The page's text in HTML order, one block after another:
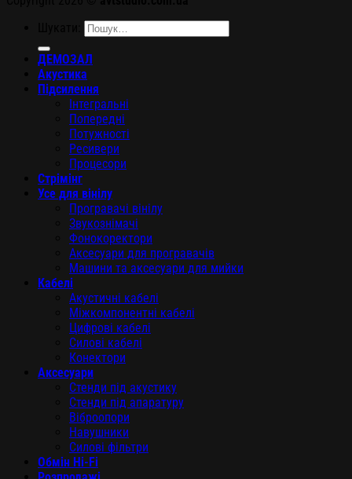
ДЕМОЗАЛ
Акустика
Підсилення
Інтегральні
Попередні
Потужності
Ресивери
Процесори
Стрімінг
Усе для вінілу
Програвачі вінілу
Звукознімачі
Фонокоректори
Аксесуари для програвачів
Машини та аксесуари для мийки
Кабелі
Акустичні кабелі
Міжкомпонентні кабелі
Цифрові кабелі
Силові кабелі
Конектори
Аксесуари
Стенди під акустику
Стенди під апаратуру
Віброопори
Навушники
Силові фільтри
Обмін Hi-Fi